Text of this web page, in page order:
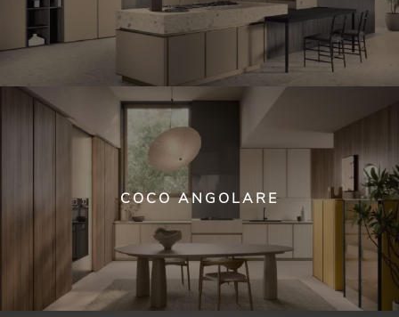
COCO ANGOLARE